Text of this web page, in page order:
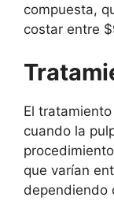
compuesta,
costar entre
El
cuando la
que varían
dependiendo